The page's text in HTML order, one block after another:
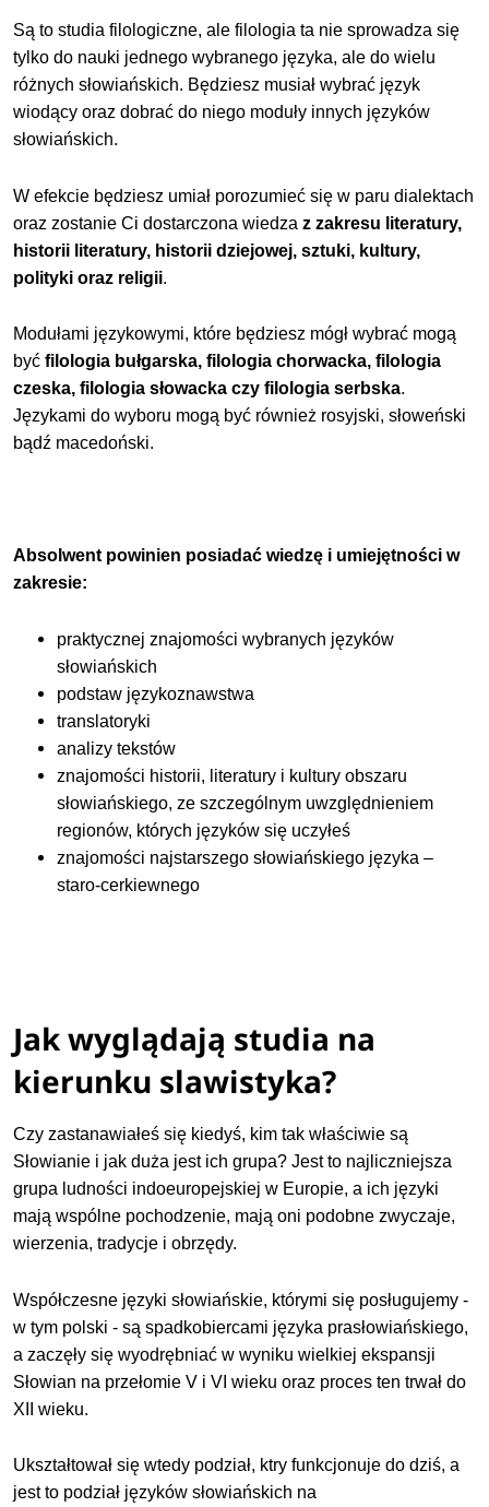
Są to studia filologiczne, ale filologia ta nie sprowadza się
tylko do nauki jednego wybranego języka, ale do wielu
różnych słowiańskich. Będziesz musiał wybrać język
wiodący oraz dobrać do niego moduły innych języków
słowiańskich.
W efekcie będziesz umiał porozumieć się w paru dialektach
oraz zostanie Ci dostarczona wiedzaz zakresu literatury,
historii literatury, historii dziejowej, sztuki, kultury,
polityki oraz religii.
Modułami językowymi, które będziesz mógł wybrać mogą
byćfilologia bułgarska, filologia chorwacka, filologia
czeska, filologia słowacka czy filologia serbska.
Językami do wyboru mogą być również rosyjski, słoweński
bądź macedoński.
Absolwent powinien posiadać wiedzę i umiejętności w
zakresie:
praktycznej znajomości wybranych języków
słowiańskich
podstaw językoznawstwa
translatoryki
analizy tekstów
znajomości historii, literatury i kultury obszaru
słowiańskiego, ze szczególnym uwzględnieniem
regionów, których języków się uczyłeś
znajomości najstarszego słowiańskiego języka –
staro-cerkiewnego
Jak wyglądają studia na
kierunku slawistyka?
Czy zastanawiałeś się kiedyś, kim tak właściwie są
Słowianie i jak duża jest ich grupa? Jest to najliczniejsza
grupa ludności indoeuropejskiej w Europie, a ich języki
mają wspólne pochodzenie, mają oni podobne zwyczaje,
wierzenia, tradycje i obrzędy.
Współczesne języki słowiańskie, którymi się posługujemy -
w tym polski - są spadkobiercami języka prasłowiańskiego,
a zaczęły się wyodrębniać w wyniku wielkiej ekspansji
Słowian na przełomie V i VI wieku oraz proces ten trwał do
XII wieku.
Ukształtował się wtedy podział, ktry funkcjonuje do dziś, a
jest to podział języków słowiańskich na